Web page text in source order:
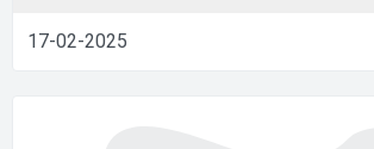
17-02-2025